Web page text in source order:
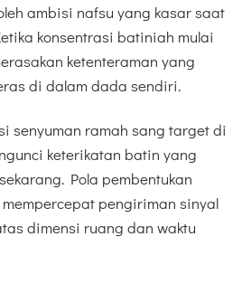
ambisi nafsu yang kasar saat
konsentrasi batiniah mulai
ketenteraman yang
di dalam dada sendiri.
senyuman ramah sang target di
keterikatan batin yang
Pola pembentukan
pengiriman sinyal
dimensi ruang dan waktu